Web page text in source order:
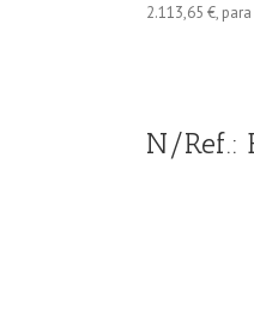
2.113,65 €,
N/Ref.: